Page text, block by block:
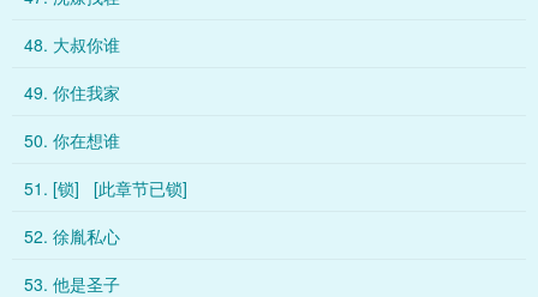
48. 大叔你谁
49. 你住我家
50. 你在想谁
51. [锁] [此章节已锁]
52. 徐胤私心
53. 他是圣子